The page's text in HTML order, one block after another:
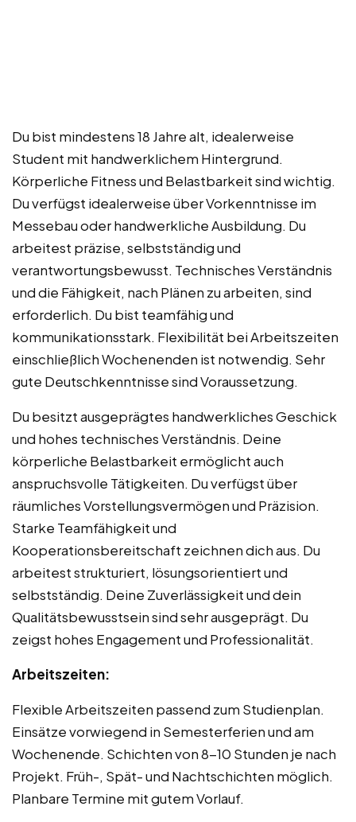
Du bist mindestens 18 Jahre alt, idealerweise
Student mit handwerklichem Hintergrund.
Körperliche Fitness und Belastbarkeit sind wichtig.
Du verfügst idealerweise über Vorkenntnisse im
Messebau oder handwerkliche Ausbildung. Du
arbeitest präzise, selbstständig und
verantwortungsbewusst. Technisches Verständnis
und die Fähigkeit, nach Plänen zu arbeiten, sind
erforderlich. Du bist teamfähig und
kommunikationsstark. Flexibilität bei Arbeitszeiten
einschließlich Wochenenden ist notwendig. Sehr
gute Deutschkenntnisse sind Voraussetzung.
Du besitzt ausgeprägtes handwerkliches Geschick
und hohes technisches Verständnis. Deine
körperliche Belastbarkeit ermöglicht auch
anspruchsvolle Tätigkeiten. Du verfügst über
räumliches Vorstellungsvermögen und Präzision.
Starke Teamfähigkeit und
Kooperationsbereitschaft zeichnen dich aus. Du
arbeitest strukturiert, lösungsorientiert und
selbstständig. Deine Zuverlässigkeit und dein
Qualitätsbewusstsein sind sehr ausgeprägt. Du
zeigst hohes Engagement und Professionalität.
Arbeitszeiten:
Flexible Arbeitszeiten passend zum Studienplan.
Einsätze vorwiegend in Semesterferien und am
Wochenende. Schichten von 8-10 Stunden je nach
Projekt. Früh-, Spät- und Nachtschichten möglich.
Planbare Termine mit gutem Vorlauf.